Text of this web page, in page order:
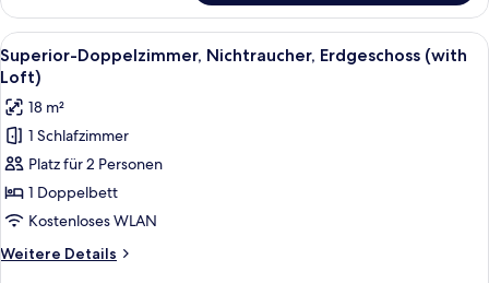
Doppelzimmer,
Nichtraucher,
Erdgeschoss
(with
Alle
Fotos
für
Superior-
Doppelzimmer,
Nichtraucher,
Erdgeschoss
(with
Loft)
anzeigen
Ein kleines Schlafzimmer mit Bett,
5
Superior-Doppelzimmer, Nichtraucher, Erdgeschoss (with
Loft)
18 m²
1 Schlafzimmer
Platz für 2 Personen
1 Doppelbett
Kostenloses WLAN
Weitere Details
Weitere